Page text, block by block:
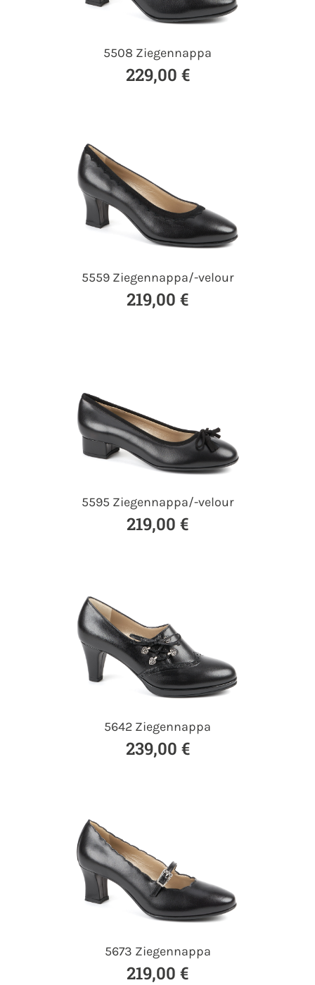
5508 Ziegennappa
229,00 €
5559 Ziegennappa/-velour
219,00 €
5595 Ziegennappa/-velour
219,00 €
5642 Ziegennappa
239,00 €
5673 Ziegennappa
219,00 €